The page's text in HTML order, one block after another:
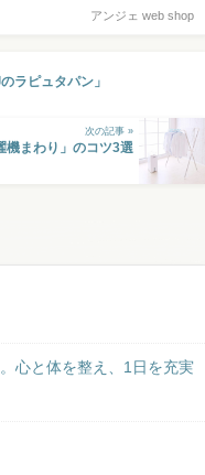
アンジェ web shop
ラピュタパン」
次の記事 »
機まわり」のコツ3選
心と体を整え、1日を充実